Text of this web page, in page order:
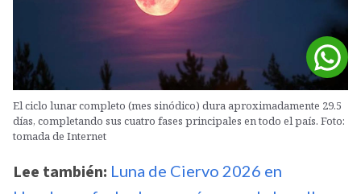
El ciclo lunar completo (mes sinódico) dura aproximadamente 29.5
días, completando sus cuatro fases principales en todo el país. Foto:
tomada de Internet
Lee también: Luna de Ciervo 2026 en